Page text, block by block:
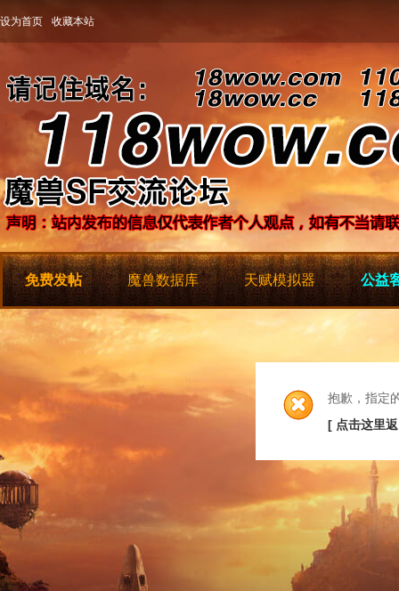
设为首页 收藏本站
免费发帖 魔兽数据库 天赋模拟器 公益
抱歉，指定
[ 点击这里